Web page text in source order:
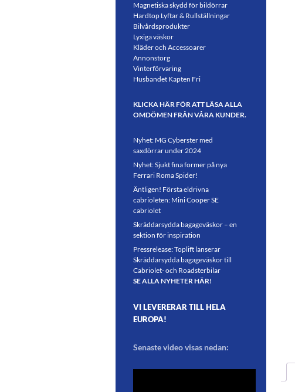
Magnetiska skydd för bildörrar
Hardtop Lyftar & Rullställningar
Bilvårdsprodukter
Lyxiga väskor
Kläder och Accessoarer
Annonstorg
Vinterförvaring
Husbandet Kapten Fri
KLICKA HÄR FÖR ATT LÄSA ALLA
OMDÖMEN FRÅN VÅRA KUNDER.
Nyhet: MG Cyberster med
saxdörrar under 2024
Nyhet: Sjukt fina former på nya
Ferrari Roma Spider!
Äntligen! Första eldrivna
cabrioleten: Mini Cooper SE
cabriolet
Skräddarsydda bagageväskor – en
sektion för inspiration
Pressrelease: Toplift lanserar
Skräddarsydda bagageväskor till
Cabriolet- och Roadsterbilar
SE ALLA NYHETER HÄR!
VI LEVERERAR TILL HELA
EUROPA!
Senaste video visas nedan: